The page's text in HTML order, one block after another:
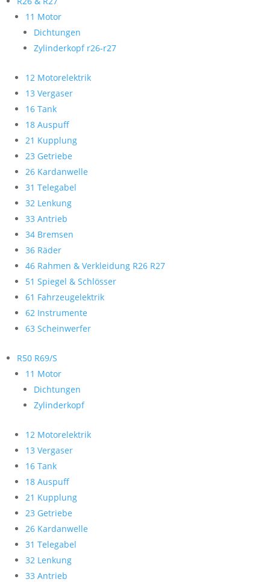
11 Motor
Dichtungen
Zylinderkopf r26-r27
12 Motorelektrik
13 Vergaser
16 Tank
18 Auspuff
21 Kupplung
23 Getriebe
26 Kardanwelle
31 Telegabel
32 Lenkung
33 Antrieb
34 Bremsen
36 Räder
46 Rahmen & Verkleidung R26 R27
51 Spiegel & Schlösser
61 Fahrzeugelektrik
62 Instrumente
63 Scheinwerfer
R50 R69/S
11 Motor
Dichtungen
Zylinderkopf
12 Motorelektrik
13 Vergaser
16 Tank
18 Auspuff
21 Kupplung
23 Getriebe
26 Kardanwelle
31 Telegabel
32 Lenkung
33 Antrieb